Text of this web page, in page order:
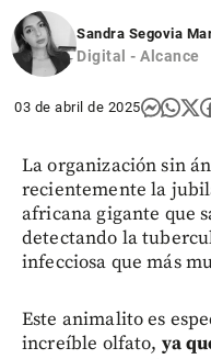
Sandra Segovia
Digital - Alcance
03 de abril de 2025
La organización sin
recientemente la
africana gigante que
detectando la
infecciosa que más
Este animalito es
increíble olfato, ya